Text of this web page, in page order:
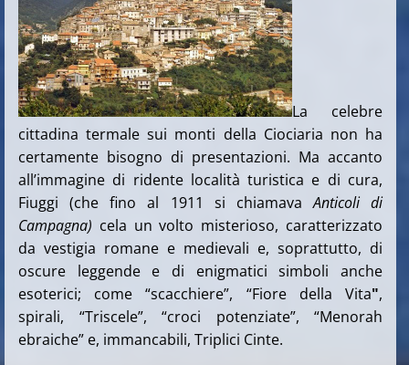
La celebre
cittadina termale sui monti della Ciociaria non ha
certamente bisogno di presentazioni. Ma accanto
all’immagine di ridente località turistica e di cura,
Fiuggi (che fino al 1911 si chiamavaAnticoli di
Campagna) cela un volto misterioso, caratterizzato
da vestigia romane e medievali e, soprattutto, di
oscure leggende e di enigmatici simboli anche
esoterici; come “scacchiere”, “Fiore della Vita",
spirali, “Triscele”, “croci potenziate”, “Menorah
ebraiche” e, immancabili, Triplici Cinte.